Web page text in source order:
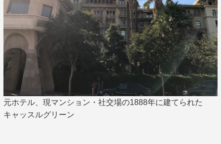
元ホテル、現マンション・社交場の1888年に建てられた
キャッスルグリーン